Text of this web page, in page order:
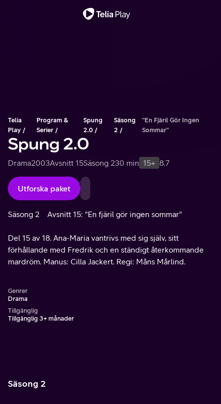
Telia
Play
Program &
Serier
Spung
2.0
Säsong
2
"En Fjäril Gör Ingen
Sommar"
Spung 2.0
Drama2003Avsnitt 15Säsong 230 min 15+ 8.7
Utforska paket
Säsong 2 Avsnitt 15: "En fjäril gör ingen sommar"
Del 15 av 18. Ana-Maria vantrivs med sig själv, sitt
förhållande med Fredrik och en ständigt återkommande
mardröm. Manus: Cilla Jackert. Regi: Måns Mårlind.
Genrer
Drama
Tillgänglig
Tillgänglig 3+ månader
Säsong 2